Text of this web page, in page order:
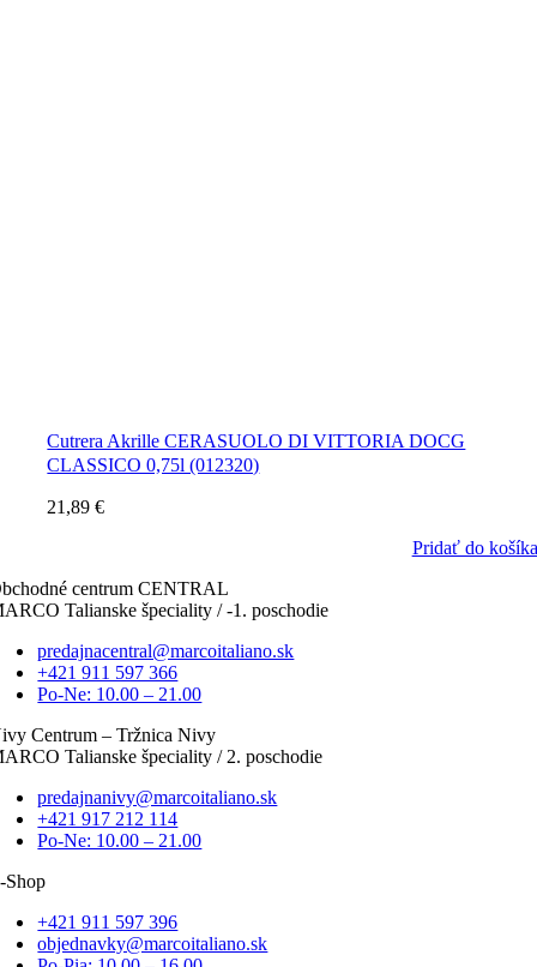
Cutrera Akrille CERASUOLO DI VITTORIA DOCG
CLASSICO 0,75l (012320)
21,89€
Pridať do košíka
centrum CENTRAL
Talianske špeciality / -1. poschodie
predajnacentral@marcoitaliano.sk
+421 911 597 366
Po-Ne: 10.00 – 21.00
Centrum – Tržnica Nivy
Talianske špeciality / 2. poschodie
predajnanivy@marcoitaliano.sk
+421 917 212 114
Po-Ne: 10.00 – 21.00
Shop
+421 911 597 396
objednavky@marcoitaliano.sk